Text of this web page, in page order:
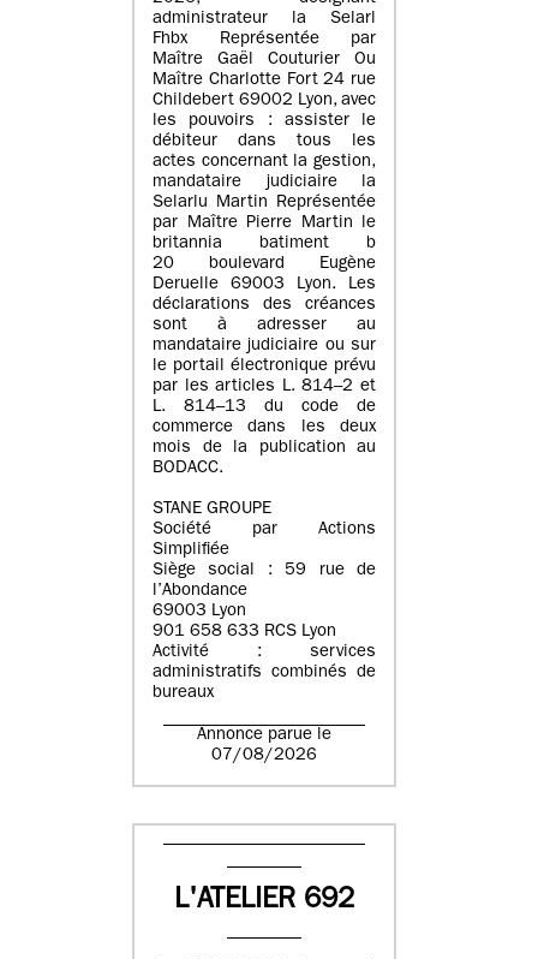
administrateur la Selarl
Fhbx Représentée par
Maître Gaël Couturier Ou
Maître Charlotte Fort 24 rue
Childebert 69002 Lyon, avec
les pouvoirs : assister le
débiteur dans tous les
actes concernant la gestion,
mandataire judiciaire la
Selarlu Martin Représentée
par Maître Pierre Martin le
britannia batiment b
20 boulevard Eugène
Deruelle 69003 Lyon. Les
déclarations des créances
sont à adresser au
mandataire judiciaire ou sur
le portail électronique prévu
par les articles L. 814–2 et
L. 814–13 du code de
commerce dans les deux
mois de la publication au
BODACC.
STANE GROUPE
Société par Actions
Simplifiée
Siège social : 59 rue de
l’Abondance
69003 Lyon
901 658 633 RCS Lyon
Activité : services
administratifs combinés de
bureaux
Annonce parue le
07/08/2026
L'ATELIER 692